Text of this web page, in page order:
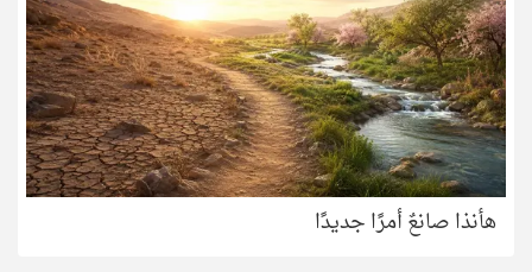
هأنذا صانعٌ أمرًا جديدًا